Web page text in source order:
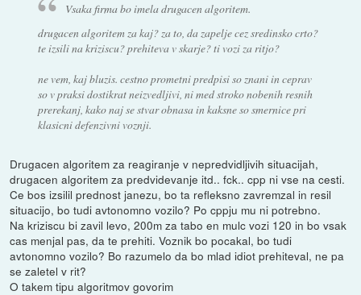
Vsaka firma bo imela drugacen algoritem.
drugacen algoritem za kaj? za to, da zapelje cez sredinsko crto?
te izsili na kriziscu? prehiteva v skarje? ti vozi za ritjo?
ne vem, kaj bluzis. cestno prometni predpisi so znani in ceprav
so v praksi dostikrat neizvedljivi, ni med stroko nobenih resnih
prerekanj, kako naj se stvar obnasa in kaksne so smernice pri
klasicni defenzivni voznji.
Drugacen algoritem za reagiranje v nepredvidljivih situacijah,
drugacen algoritem za predvidevanje itd.. fck.. cpp ni vse na cesti.
Ce bos izsilil prednost janezu, bo ta refleksno zavremzal in resil
situacijo, bo tudi avtonomno vozilo? Po cppju mu ni potrebno.
Na kriziscu bi zavil levo, 200m za tabo en mulc vozi 120 in bo vsak
cas menjal pas, da te prehiti. Voznik bo pocakal, bo tudi
avtonomno vozilo? Bo razumelo da bo mlad idiot prehiteval, ne pa
se zaletel v rit?
O takem tipu algoritmov govorim